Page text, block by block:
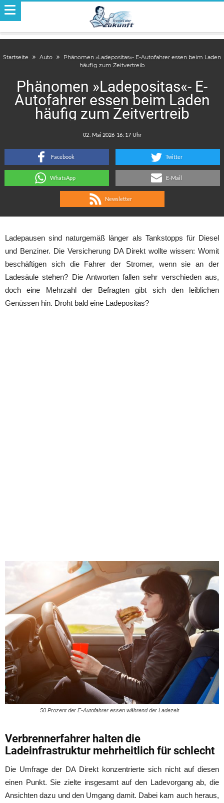
Startseite Auto
Phänomen »Ladepositas«- E-Autofahrer essen beim Laden
häufig zum Zeitvertreib
Phänomen »Ladepositas«- E-
Autofahrer essen beim Laden
häufig zum Zeitvertreib
:
Facebook Twitter
WhatsApp E-Mail
Newsletter
Ladepausen sind naturgemäß länger als Tankstopps für Diesel
und Benziner. Die Versicherung DA Direkt wollte wissen: Womit
beschäftigen sich die Fahrer der Stromer, wenn sie an der
Ladesäule stehen? Die Antworten fallen sehr verschieden aus,
doch eine Mehrzahl der Befragten gibt sich den leiblichen
Genüssen hin. Droht bald eine Ladepositas?
50 Prozent der E-Autofahrer essen während der Ladezeit
Verbrennerfahrer halten die
Ladeinfrastruktur mehrheitlich für schlecht
Die Umfrage der DA Direkt konzentrierte sich nicht auf diesen
einen Punkt. Sie zielte insgesamt auf den Ladevorgang ab, die
Ansichten dazu und den Umgang damit. Dabei kam auch heraus,